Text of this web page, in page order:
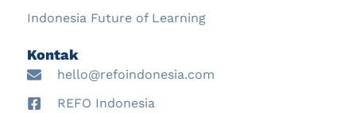
Indonesia Future of Learning
Kontak
hello@refoindonesia.com
REFO Indonesia